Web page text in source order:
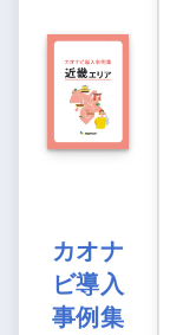
カオナ
ビ導入
事例集